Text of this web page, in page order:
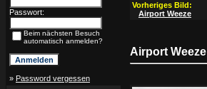
Passwort:
Beim nächsten Besuch
automatisch anmelden?
» Password vergessen
Vorheriges Bild:
Airport Weeze
Airport Weeze